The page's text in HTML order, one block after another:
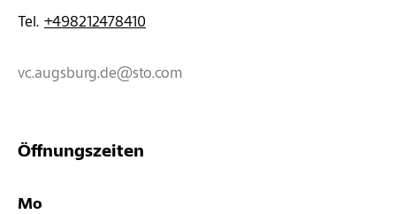
Tel. +498212478410
vc.augsburg.de@sto.com
Öffnungszeiten
Mo